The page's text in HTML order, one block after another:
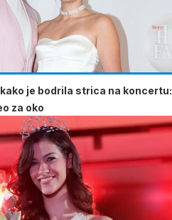
je bodrila strica na koncertu:
za oko